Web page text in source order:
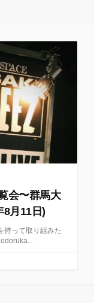
会〜群馬大
8月11日)
持って取り組みた